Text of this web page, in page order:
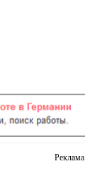
Реклама